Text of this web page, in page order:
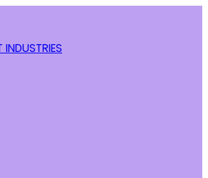
INDUSTRIES